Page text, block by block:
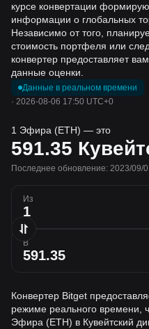
курсе конвертации
информации о глобальных
Независимо от того,
стоимость портфеля или
конвертер предоставляет
данные оценки.
Данные в реальном времени
· 2026-08-06 17:50 UTC+0
1 Эфира (ETH) — это
591.35
Последнее обновление: 2023/09/
Из
В
Конвертер Bitget
режиме реального времени,
Эфира (ETH) в Кувейтский